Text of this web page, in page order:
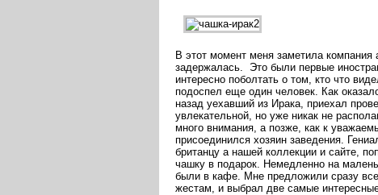
В этот момент меня заметила компания
задержалась. Это были первые
интересно поболтать о том, кто что
подоспел еще один человек. Как
назад уехавший из Ирака, приехал
увлекательной, но уже никак не
много внимания, а позже, как к
присоединился хозяин заведения.
британцу а нашей коллекции и сайте,
чашку в подарок. Немедленно на
были в кафе. Мне предложили сразу
жестам, и выбрал две самые